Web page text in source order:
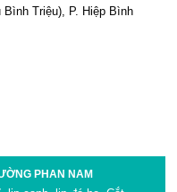
PHAN NAM
Triệu), P. Hiệp Bình